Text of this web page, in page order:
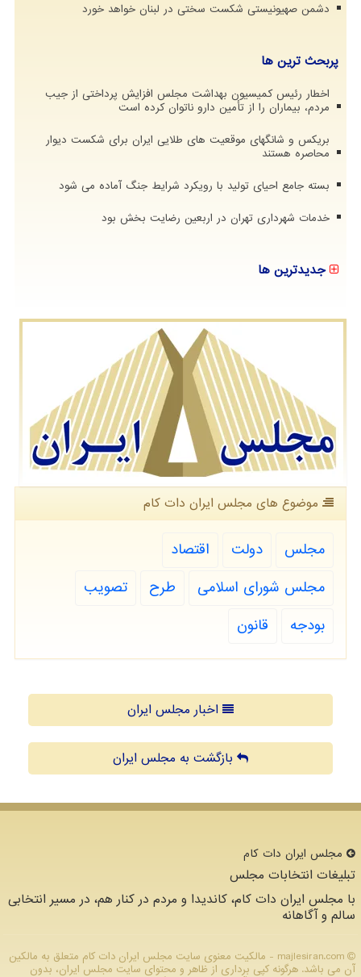
دشمن صهیونیستی شکست سختی در لبنان خواهد خورد
پربحث ترین ها
اخطار رئیس کمیسیون بهداشت مجلس افزایش پرداختی از جیب
مردم، بیماران را از تأمین دارو ناتوان کرده است
بریکس و شانگهای موقعیت های طلایی ایران برای شکست دیوار
محاصره هستند
بسته جامع احیای تولید با رویکرد شرایط جنگ آماده می شود
خدمات شهرداری تهران در اربعین رضایت بخش بود
جدیدترین ها
موضوع های مجلس ایران دات كام
مجلس دولت
اقتصاد
مجلس شورای اسلامی
طرح
تصویب
بودجه
قانون
اخبار مجلس ایران
بازگشت به مجلس ایران
مجلس ایران دات كام
تبلیغات انتخابات مجلس
با مجلس ایران دات کام، کاندیدا و مردم در کنار هم، در مسیر انتخابی
سالم و آگاهانه
majlesiran.com - مالکیت معنوی سایت مجلس ایران دات كام متعلق به مالکین
آن می باشد. هرگونه کپی برداری از ظاهر و محتوای سایت مجلس ایران، بدون